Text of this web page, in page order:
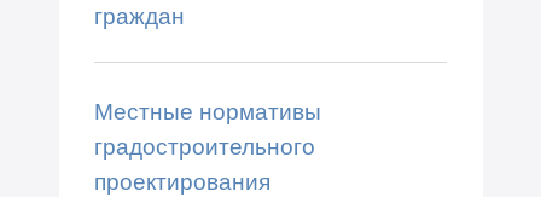
граждан
Местные нормативы
градостроительного
проектирования